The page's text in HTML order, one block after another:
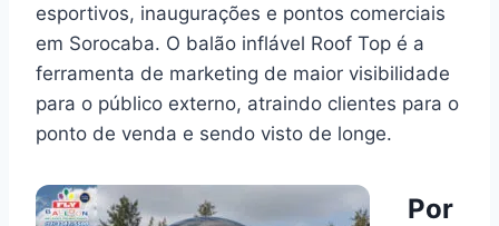
esportivos, inaugurações e pontos comerciais
em Sorocaba. O balão inflável Roof Top é a
ferramenta de marketing de maior visibilidade
para o público externo, atraindo clientes para o
ponto de venda e sendo visto de longe.
Por